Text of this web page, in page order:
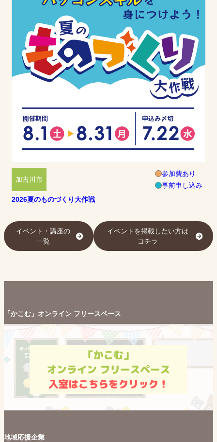
加古川市
参加費あり
事前申し込み
2026夏のものづくり大作戦
イベント・講座の
一覧
イベントを掲載したい方は
コチラ
「かこむ」オンライン フリースペース
地域応援企業